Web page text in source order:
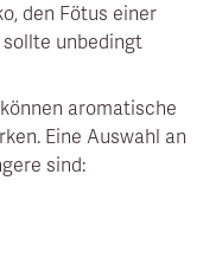
den Fötus einer
sollte unbedingt
aromatische
Eine Auswahl an
sind: